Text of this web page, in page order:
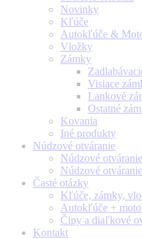
Novinky
Kľúče
Autokľúče &
Vložky
Zámky
Visiace
Lankové
Ostatné
Kovania
Iné produkty
Núdzové otváranie
Núdzové
Núdzové
Časté otázky
Kľúče, zámky,
Autokľúče +
Čipy a diaľkové
Kontakt